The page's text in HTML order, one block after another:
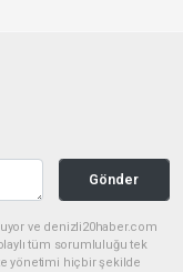
Gönder
ve denizli20haber.com
tüm sorumluluğu tek
yönetimi hiçbir şekilde